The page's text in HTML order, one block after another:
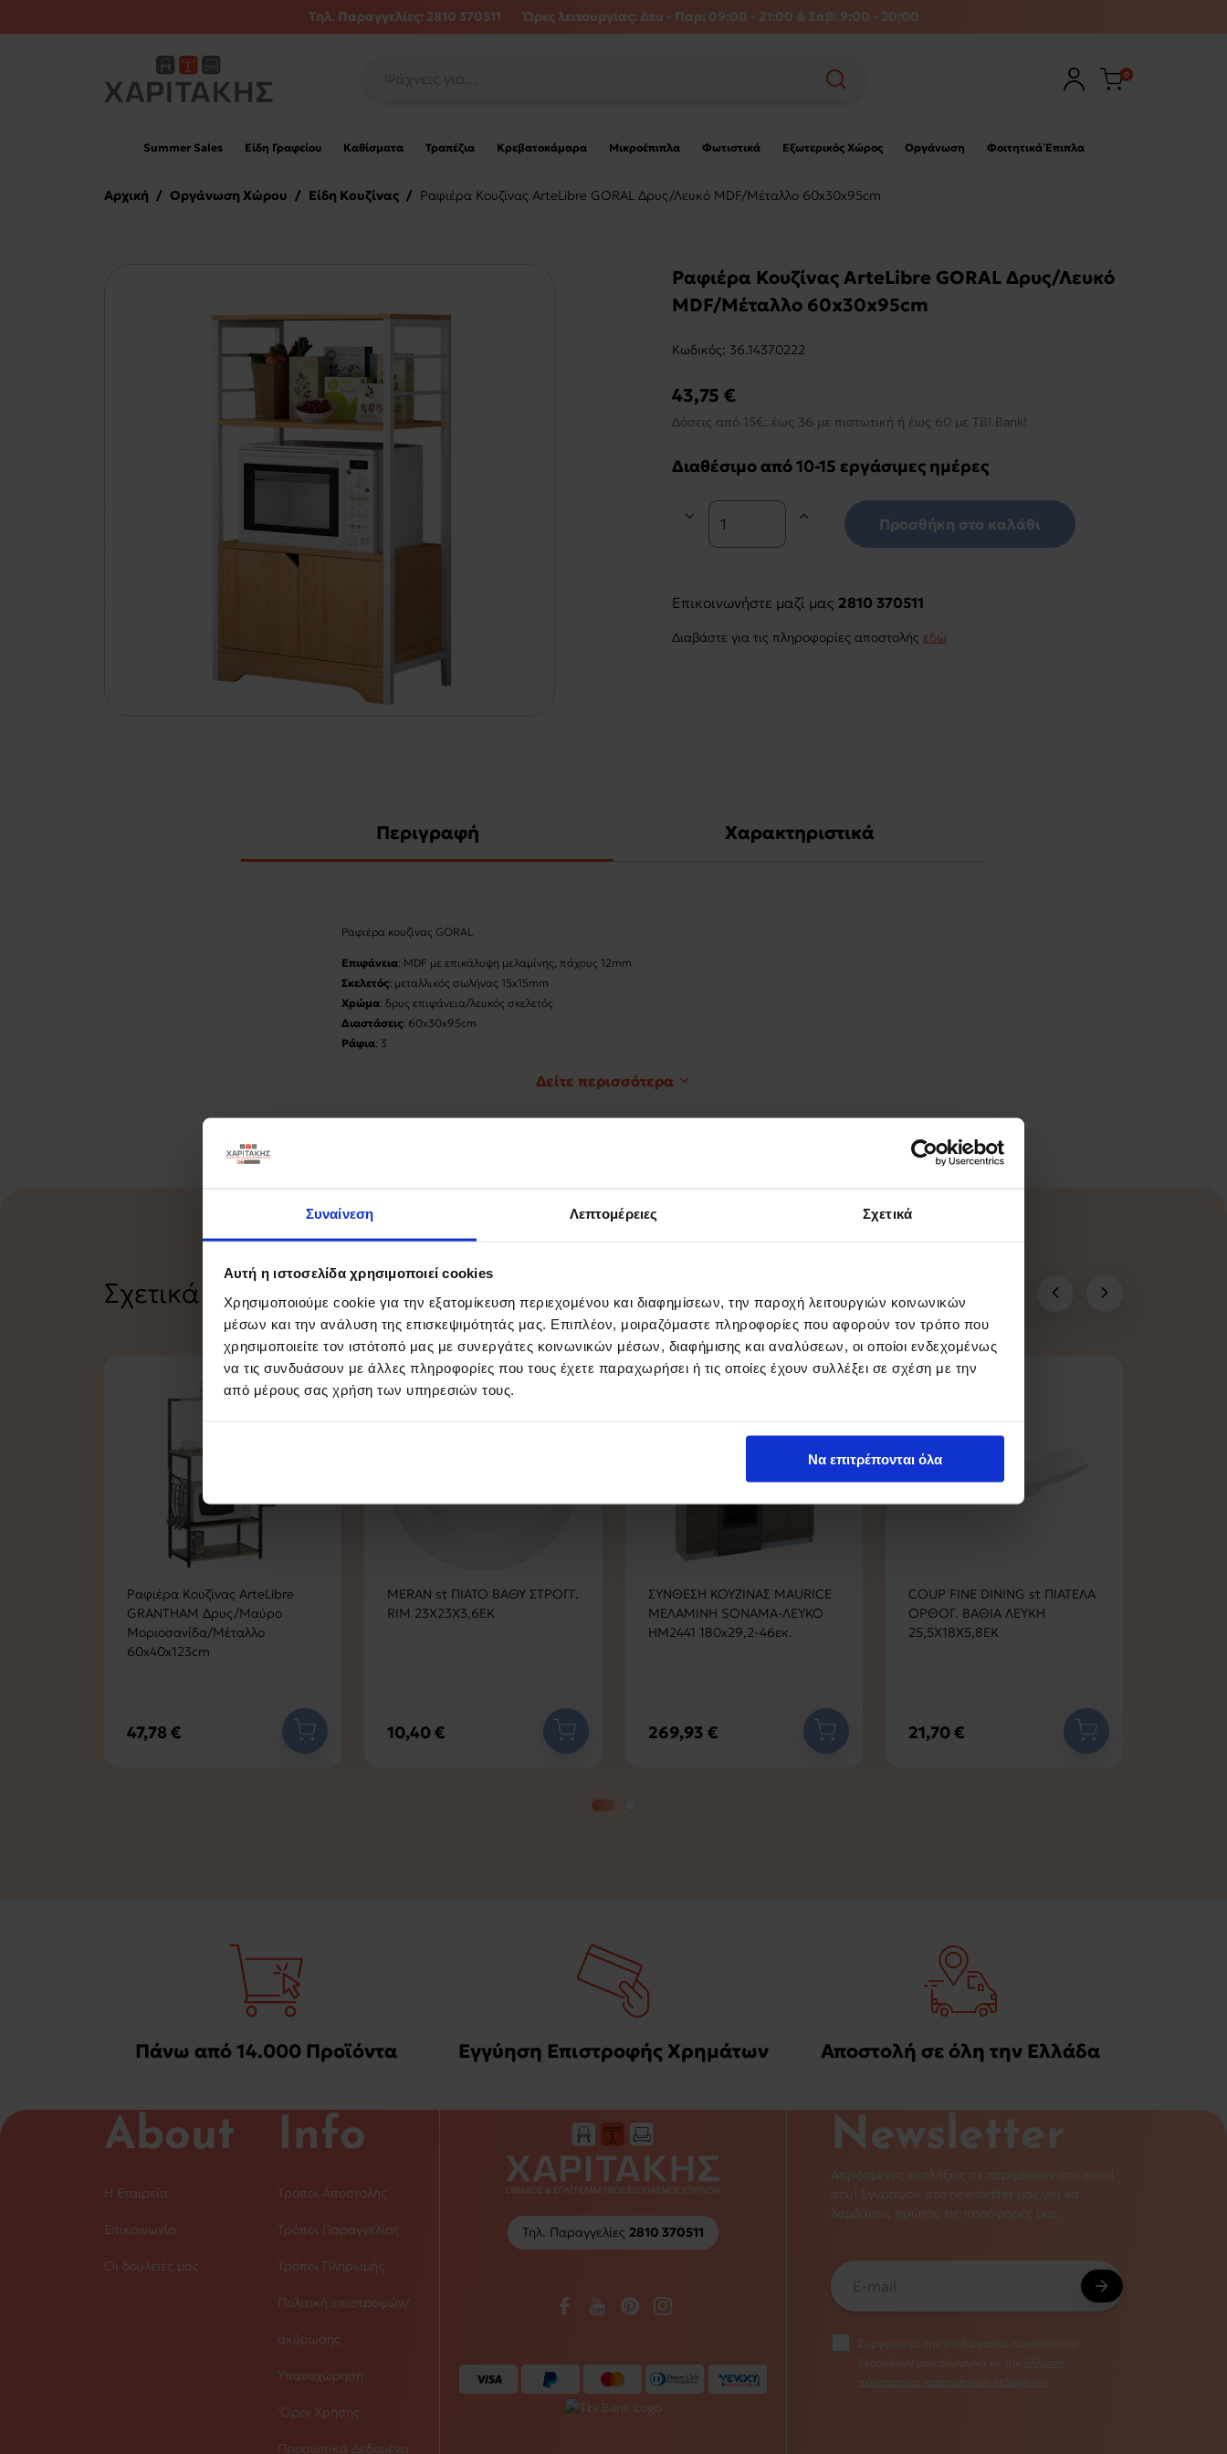
Συναίνεση Λεπτομέρειες Σχετικά
Αυτή η ιστοσελίδα χρησιμοποιεί cookies
Χρησιμοποιούμε cookie για την εξατομίκευση περιεχομένου και διαφημίσεων, την παροχή λειτουργιών κοινωνικών
μέσων και την ανάλυση της επισκεψιμότητάς μας. Επιπλέον, μοιραζόμαστε πληροφορίες που αφορούν τον τρόπο που
χρησιμοποιείτε τον ιστότοπό μας με συνεργάτες κοινωνικών μέσων, διαφήμισης και αναλύσεων, οι οποίοι ενδεχομένως
να τις συνδυάσουν με άλλες πληροφορίες που τους έχετε παραχωρήσει ή τις οποίες έχουν συλλέξει σε σχέση με την
από μέρους σας χρήση των υπηρεσιών τους.
Να επιτρέπονται όλα
Τηλ. Παραγγελίες: 2810 370511 Ώρες λειτουργίας: Δευ - Παρ: 09:00 - 21:00 & Σάβ: 9:00 - 20:00
0
Summer Sales Είδη Γραφείου Καθίσματα Τραπέζια Κρεβατοκάμαρα Μικροέπιπλα Φωτιστικά Εξωτερικός Χώρος Οργάνωση Φοιτητικά Έπιπλα
Αρχική / Οργάνωση Χώρου / Είδη Κουζίνας / Ραφιέρα Κουζίνας ArteLibre GORAL Δρυς/Λευκό MDF/Μέταλλο 60x30x95cm
Ραφιέρα Κουζίνας ArteLibre GORAL Δρυς/Λευκό
MDF/Μέταλλο 60x30x95cm
Kωδικός: 36.14370222
43,75 €
Δόσεις από 15€: έως 36 με πιστωτική ή έως 60 με TBI Bank!
Διαθέσιμο από 10-15 εργάσιμες ημέρες
Προσθήκη στο καλάθι
Επικοινωνήστε μαζί μας 2810 370511
Διαβάστε για τις πληροφορίες αποστολής εδώ
Περιγραφή Χαρακτηριστικά
Ραφιέρα κουζίνας GORAL
Επιφάνεια: MDF με επικάλυψη μελαμίνης, πάχους 12mm
Σκελετός: μεταλλικός σωλήνας 15x15mm
Χρώμα: δρυς επιφάνεια/λευκός σκελετός
Διαστάσεις: 60x30x95cm
Ράφια: 3
Στιβαρός σκελετός κατασκευασμένος από υψηλής ποιότητας μέταλλο με αντοχή στη χρήση και το χρόνο
Διαθέτει τρία ράφια, με το χαμηλό ράφι να αποτελεί το ιδανικό σημείο για την τοποθέτηση μικροσυσκευής
Λιτό αλλά συνάμα μοντέρνο, ιδιαίτερα χρηστικό, με ανθεκτικά υλικά κατασκευής και αποθηκευτικό χώρο
Δείτε περισσότερα
Σχετικά Προϊόντα
Ραφιέρα Κουζίνας ArteLibre
GRANTHAM Δρυς/Μαύρο
Μοριοσανίδα/Μέταλλο
60x40x123cm
47,78 €
MERAN st ΠΙΑΤΟ ΒΑΘΥ ΣΤΡΟΓΓ.
RIM 23Χ23Χ3,6ΕΚ
10,40 €
ΣΥΝΘΕΣΗ ΚΟΥΖΙΝΑΣ MAURICE
ΜΕΛΑΜΙΝΗ SONAMA-ΛΕΥΚΟ
HM2441 180x29,2-46εκ.
269,93 €
COUP FINE DINING st ΠΙΑΤΕΛΑ
ΟΡΘΟΓ. ΒΑΘΙΑ ΛΕΥΚΗ
25,5Χ18Χ5,8ΕΚ
21,70 €
Πάνω από 14.000 Προϊόντα Εγγύηση Επιστροφής Χρημάτων Αποστολή σε όλη την Ελλάδα
About
Η Εταιρεία
Επικοινωνία
Οι δουλειές μας
Info
Τρόποι Αποστολής
Τρόποι Παραγγελίας
Τρόποι Πληρωμής
Πολιτική επιστροφών/
ακύρωσης
Υπαναχώρηση
'Οροι Χρήσης
Προσωπικά Δεδομένα
Τηλ. Παραγγελίες 2810 370511
Newsletter
Απρόσμενες εκπλήξεις σε περιμένουν στο email
σου! Εγγράψου στο newsletter μας για να
λαμβάνεις πρώτος τις προσφορές μας.
Συμφωνώ με την επεξεργασία προσωπικών
δεδομένων μου σύμφωνα με την
δήλωση
προστασίας προσωπικών δεδομένων